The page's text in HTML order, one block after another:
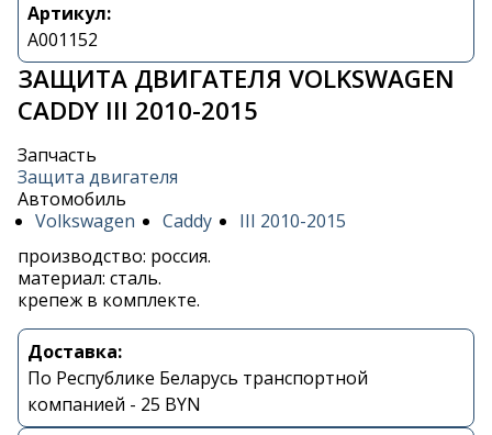
Артикул:
A001152
ЗАЩИТА ДВИГАТЕЛЯ VOLKSWAGEN
CADDY III 2010-2015
Запчасть
Защита двигателя
Автомобиль
Volkswagen
Caddy
III 2010-2015
производство: россия.
материал: сталь.
крепеж в комплекте.
Доставка:
По Республике Беларусь транспортной
компанией - 25 BYN
Контакты